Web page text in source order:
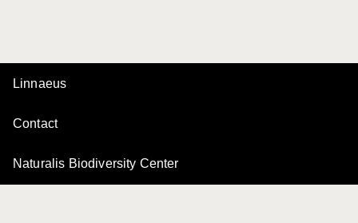
Linnaeus
Contact
Naturalis Biodiversity Center